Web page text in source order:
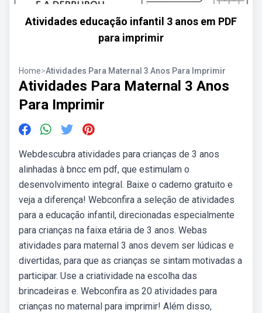
Atividades educação infantil 3 anos em PDF
para imprimir
Home>Atividades Para Maternal 3 Anos Para Imprimir
Atividades Para Maternal 3 Anos
Para Imprimir
Webdescubra atividades para crianças de 3 anos
alinhadas à bncc em pdf, que estimulam o
desenvolvimento integral. Baixe o caderno gratuito e
veja a diferença! Webconfira a seleção de atividades
para a educação infantil, direcionadas especialmente
para crianças na faixa etária de 3 anos. Webas
atividades para maternal 3 anos devem ser lúdicas e
divertidas, para que as crianças se sintam motivadas a
participar. Use a criatividade na escolha das
brincadeiras e. Webconfira as 20 atividades para
crianças no maternal para imprimir! Além disso,